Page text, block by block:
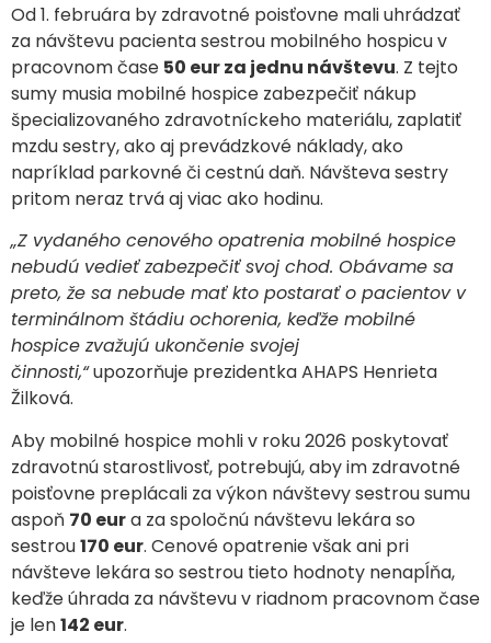
Od 1. februára by zdravotné poisťovne mali uhrádzať
za návštevu pacienta sestrou mobilného hospicu v
pracovnom čase 50 eur za jednu návštevu. Z tejto
sumy musia mobilné hospice zabezpečiť nákup
špecializovaného zdravotníckeho materiálu, zaplatiť
mzdu sestry, ako aj prevádzkové náklady, ako
napríklad parkovné či cestnú daň. Návšteva sestry
pritom neraz trvá aj viac ako hodinu.
„Z vydaného cenového opatrenia mobilné hospice
nebudú vedieť zabezpečiť svoj chod. Obávame sa
preto, že sa nebude mať kto postarať o pacientov v
terminálnom štádiu ochorenia, keďže mobilné
hospice zvažujú ukončenie svojej
činnosti,“upozorňuje prezidentka AHAPS Henrieta
Žilková.
Aby mobilné hospice mohli v roku 2026 poskytovať
zdravotnú starostlivosť, potrebujú, aby im zdravotné
poisťovne preplácali za výkon návštevy sestrou sumu
aspoň 70 eura za spoločnú návštevu lekára so
sestrou170 eur. Cenové opatrenie však ani pri
návšteve lekára so sestrou tieto hodnoty nenapĺňa,
keďže úhrada za návštevu v riadnom pracovnom čase
je len142 eur.